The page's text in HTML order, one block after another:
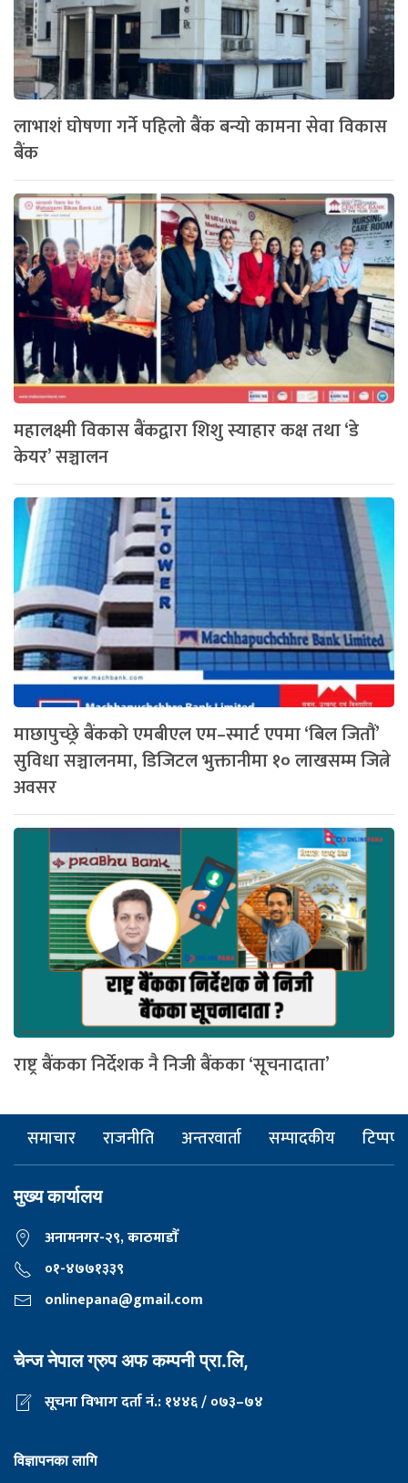
लाभाशं घोषणा गर्ने पहिलो बैंक बन्यो कामना सेवा विकास
बैंक
महालक्ष्मी विकास बैंकद्वारा शिशु स्याहार कक्ष तथा ‘डे
केयर’ सञ्चालन
माछापुच्छ्रे बैंकको एमबीएल एम–स्मार्ट एपमा ‘बिल जितौं’
सुविधा सञ्चालनमा, डिजिटल भुक्तानीमा १० लाखसम्म जित्ने
अवसर
राष्ट्र बैंकका निर्देशक नै निजी बैंकका ‘सूचनादाता’
समाचार राजनीति अन्तरवार्ता सम्पादकीय टिप्पणी
मुख्य कार्यालय
अनामनगर-२९, काठमाडाैँ
०१-४७७१३३९
onlinepana@gmail.com
चेन्ज नेपाल ग्रुप अफ कम्पनी प्रा.लि,
सूचना विभाग दर्ता नं.: १४४६ / ०७३–७४
विज्ञापनका लागि